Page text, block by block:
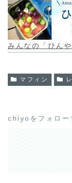
みんなの「ひん
マフィン
chiyoをフォロー